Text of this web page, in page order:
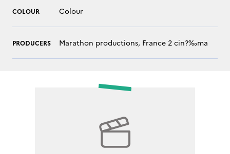
COLOUR Colour
PRODUCERS Marathon productions, France 2 cin?‰ma